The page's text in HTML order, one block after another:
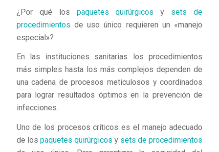
¿Por qué los paquetes quirúrgicos y sets de
procedimientos de uso único requieren un «manejo
especial»?
En las instituciones sanitarias los procedimientos
más simples hasta los más complejos dependen de
una cadena de procesos meticulosos y coordinados
para lograr resultados óptimos en la prevención de
infecciones.
Uno de los procesos críticos es el manejo adecuado
de los paquetes quirúrgicos y sets de procedimientos